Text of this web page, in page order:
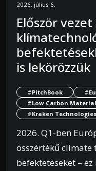
2026. július 6.
Először
is lekörözzük
#PitchBook
#Low Carbon
#Kraken Technologies
2026. Q1-ben
összértékű climate
befektetéseket –